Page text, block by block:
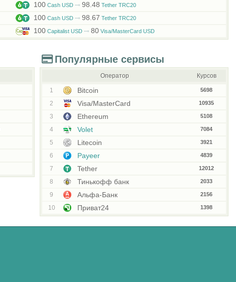
100Cash USD 98.48 Tether TRC20
100Cash USD 98.67 Tether TRC20
100Capitalist USD 80Visa/MasterCard USD
Популярные сервисы
Оператор Курсов
1 Bitcoin 5698
2 Visa/MasterCard 10935
3 Ethereum 5108
4 Volet 7084
5 Litecoin 3921
6 Payeer 4839
7 Tether 12012
8 Тинькофф банк 2033
9 Альфа-Банк 2156
10 Приват24 1398